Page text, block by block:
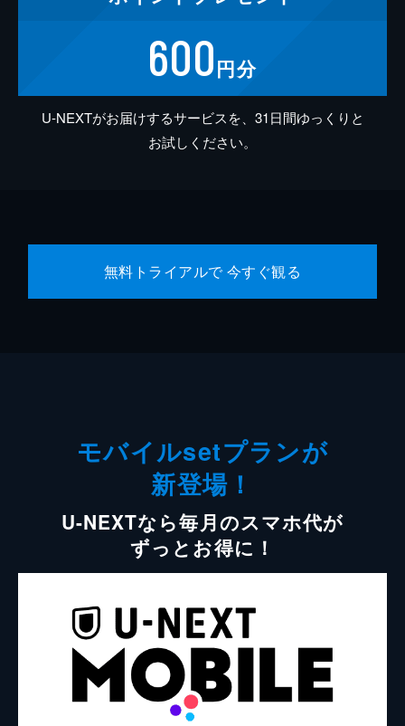
600円分
U-NEXTがお届けするサービスを、31日間ゆっくりと
お試しください。
無料トライアルで 今すぐ観る
モバイルsetプランが
新登場！
U-NEXTなら毎月のスマホ代が
ずっとお得に！